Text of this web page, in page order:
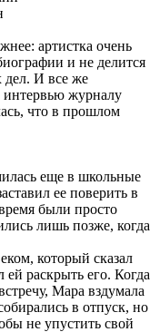
артистка очень
и не делится
дел. И все же
интервью журналу
что в прошлом
еще в школьные
ее поверить в
были просто
лишь позже, когда
который сказал
ей раскрыть его. Когда
Мара вздумала
в отпуск, но
не упустить свой